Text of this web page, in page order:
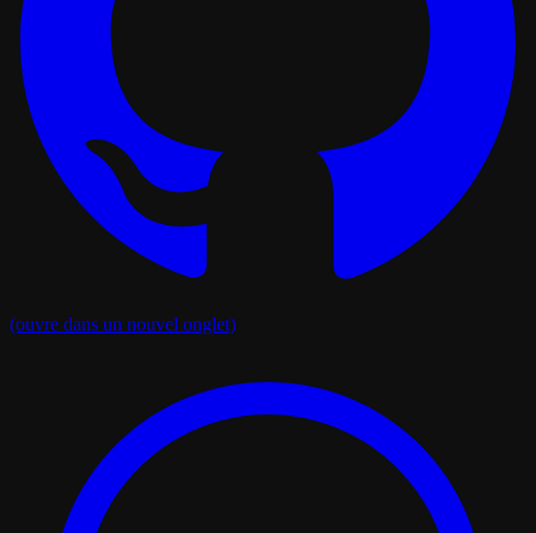
(ouvre dans un nouvel onglet)